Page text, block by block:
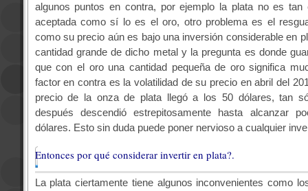
algunos puntos en contra, por ejemplo la plata no es tan
aceptada como sí lo es el oro, otro problema es el
como su precio aún es bajo una inversión considerable en
cantidad grande de dicho metal y la pregunta es donde
que con el oro una cantidad pequeña de oro significa
factor en contra es la volatilidad de su precio en abril del
precio de la onza de plata llegó a los 50 dólares, tan
después descendió estrepitosamente hasta alcanzar
dólares. Esto sin duda puede poner nervioso a cualquier
Entonces por qué considerar invertir en plata?.
La plata ciertamente tiene algunos inconvenientes como